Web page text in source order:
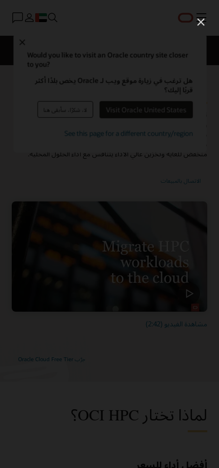
القائمة
Would you like to visit an Oracle country site closer
to you?
هل ترغب في زيارة موقع ويب لـ Oracle يخص بلدًا أكثر
قربًا إليك؟
Visit Oracle United States لا، شكرًا، سأبقى هنا
See this page for a different country/region
جرّب Oracle Cloud Free Tier
الحوسبة عالية الأداء (HPC)
تشغيل أحمال العمل المعقدة، مثل عمليات المحاكاة المتقدمة
منخفض للغاية وتخزين عالي الأداء يتنافس مع أداء الحلول المحلية.
مشاهدة الفيديو (2:42)
لماذا تختار OCI HPC؟
أفضل أداء للسعر